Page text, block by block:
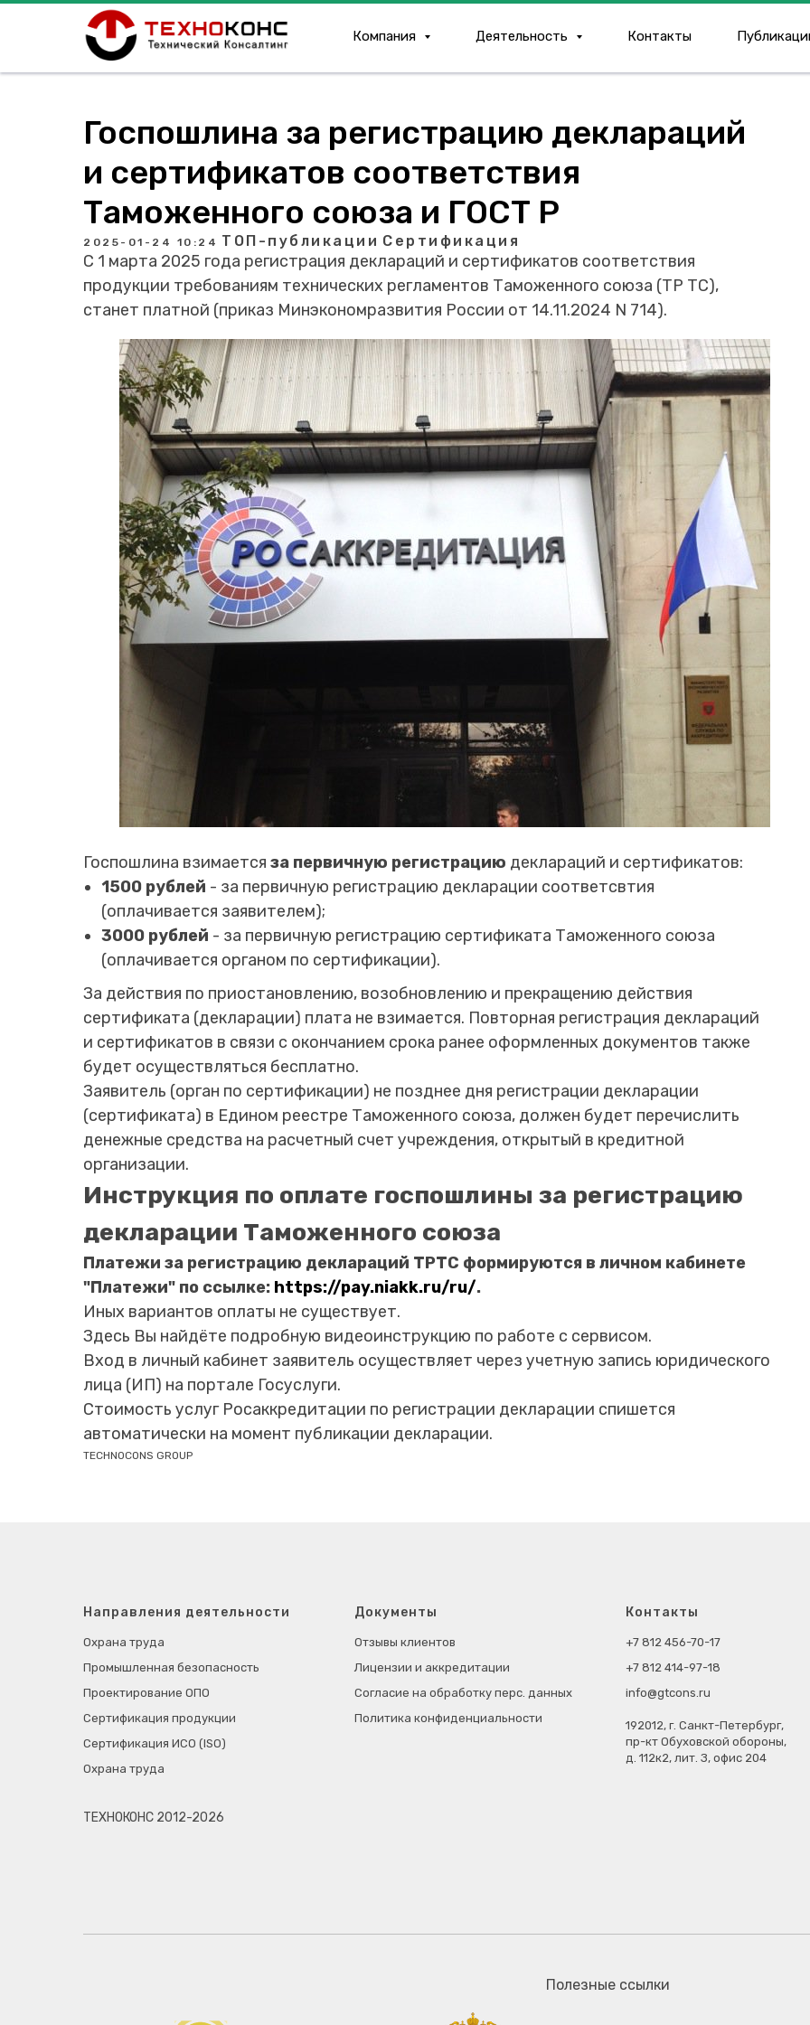
Компания Деятельность Контакты
Госпошлина за регистрацию деклараций
и сертификатов соответствия
Таможенного союза и ГОСТ Р
2025-01-24 10:24 ТОП-публикации Сертификация
С 1 марта 2025 года регистрация деклараций и сертификатов соответствия
продукции требованиям технических регламентов Таможенного союза (ТР ТС),
станет платной (приказ Минэкономразвития России от 14.11.2024 N 714).
Госпошлина взимается за первичную регистрацию деклараций и сертификатов:
1500 рублей - за первичную регистрацию декларации соответсвтия
(оплачивается заявителем);
3000 рублей - за первичную регистрацию сертификата Таможенного союза
(оплачивается органом по сертификации).
За действия по приостановлению, возобновлению и прекращению действия
сертификата (декларации) плата не взимается. Повторная регистрация деклараций
и сертификатов в связи с окончанием срока ранее оформленных документов также
будет осуществляться бесплатно.
Заявитель (орган по сертификации) не позднее дня регистрации декларации
(сертификата) в Едином реестре Таможенного союза, должен будет перечислить
денежные средства на расчетный счет учреждения, открытый в кредитной
организации.
Инструкция по оплате госпошлины за регистрацию
декларации Таможенного союза
Платежи за регистрацию деклараций ТРТС формируются в личном кабинете
"Платежи" по ссылке: https://pay.niakk.ru/ru/.
Иных вариантов оплаты не существует.
Здесь Вы найдёте подробную видеоинструкцию по работе с сервисом.
Вход в личный кабинет заявитель осуществляет через учетную запись юридического
лица (ИП) на портале Госуслуги.
Стоимость услуг Росаккредитации по регистрации декларации спишется
автоматически на момент публикации декларации.
TECHNOCONS GROUP
Направления деятельности
Охрана труда
Промышленная безопасность
Проектирование ОПО
Сертификация продукции
Сертификация ИСО (ISO)
Охрана труда
Документы
Отзывы клиентов
Лицензии и аккредитации
Согласие на обработку перс. данных
Политика конфиденциальности
Контакты
+7 812 456-70-17
+7 812 414-97-18
info@gtcons.ru
192012, г. Санкт-Петербург,
пр-кт Обуховской обороны,
д. 112к2, лит. З, офис 204
ТЕХНОКОНС 2012-2026
Полезные ссылки